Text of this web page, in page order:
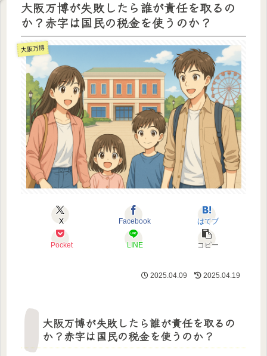
大阪万博が失敗したら誰が責任を取るの
か？赤字は国民の税金を使うのか？
大阪万博
X Facebook はてブ
Pocket LINE コピー
2025.04.09 2025.04.19
大阪万博が失敗したら誰が責任を取るの
か？赤字は国民の税金を使うのか？